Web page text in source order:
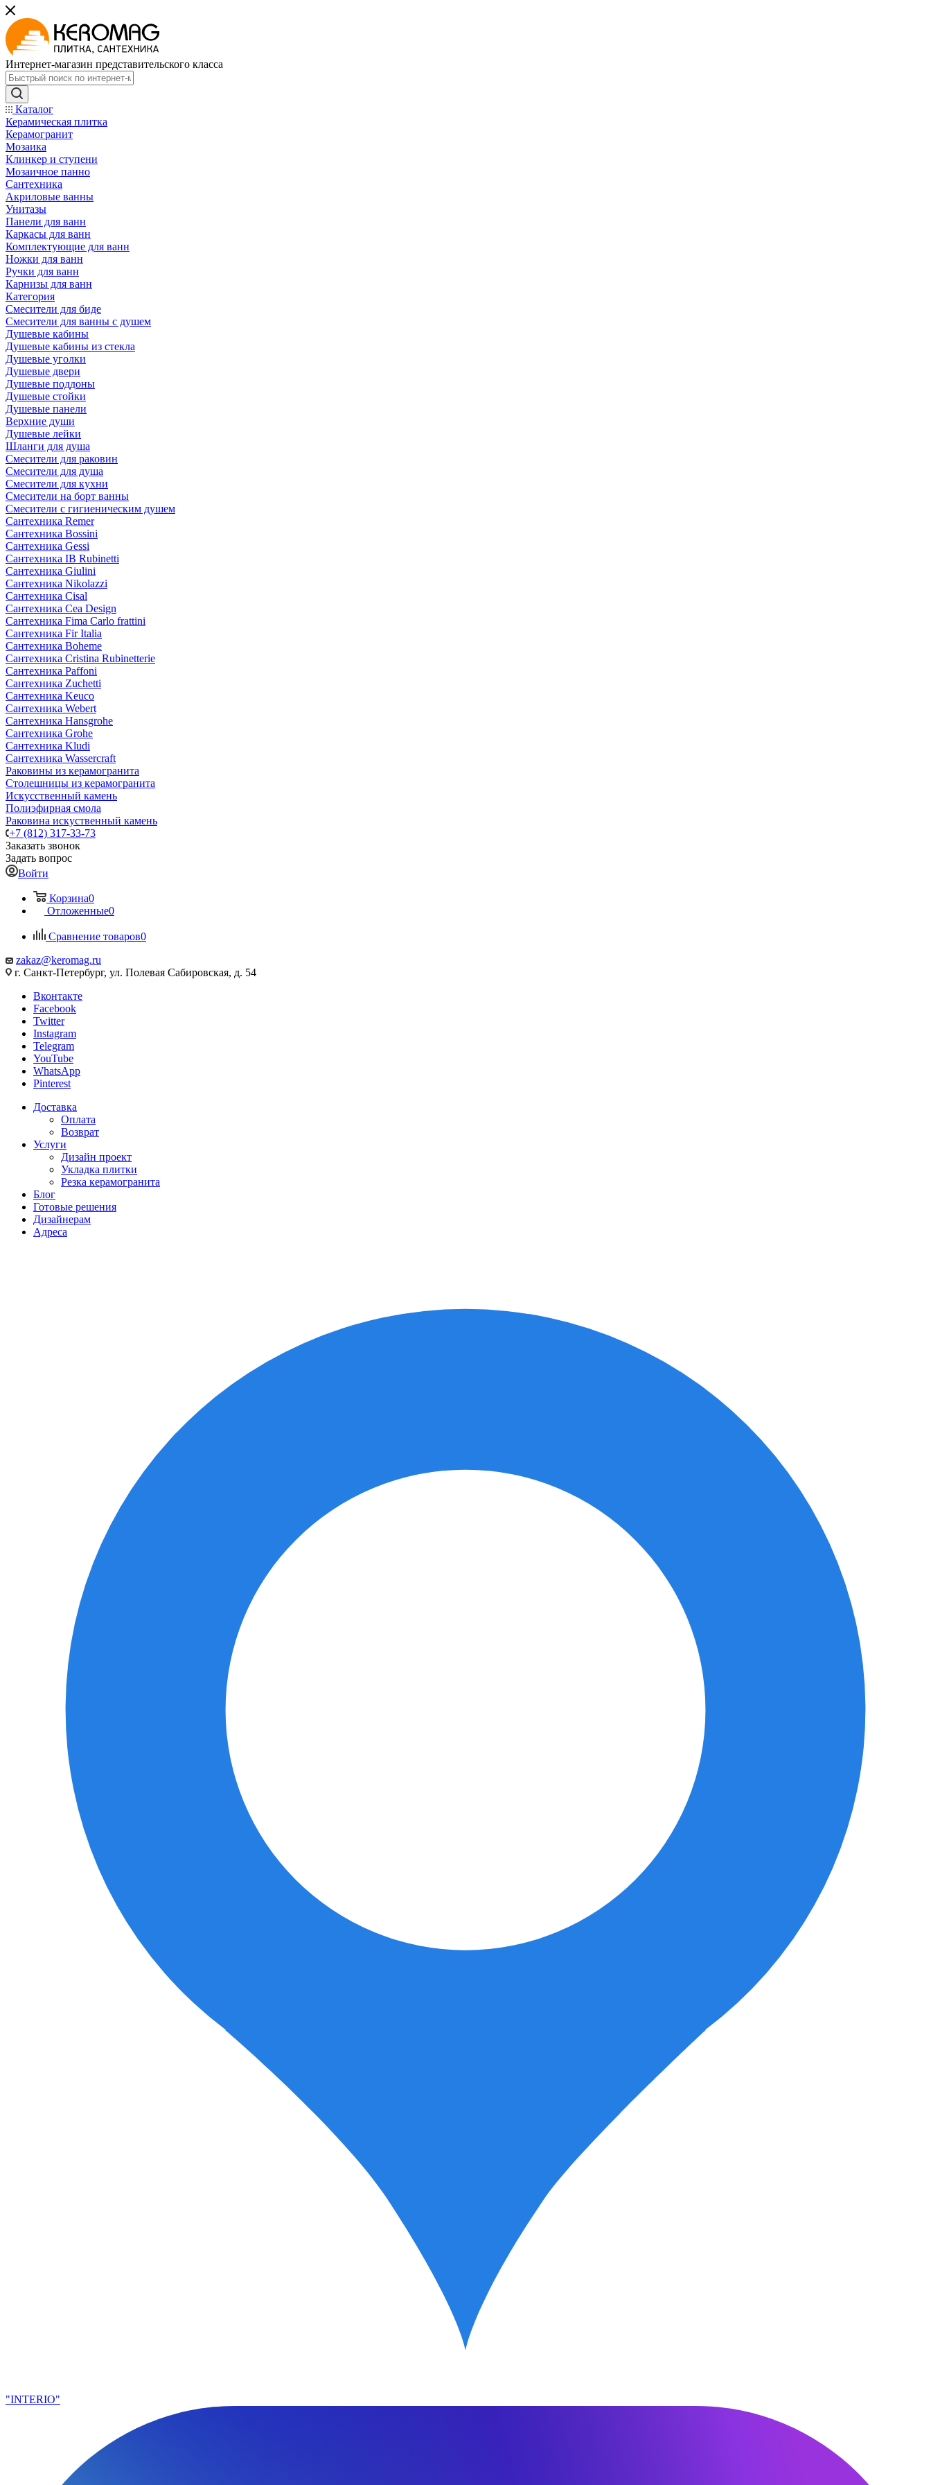
Интернет-магазин представительского класса
Каталог
Керамическая плитка
Керамогранит
Мозаика
Клинкер и ступени
Мозаичное панно
Сантехника
Акриловые ванны
Унитазы
Панели для ванн
Каркасы для ванн
Комплектующие для ванн
Ножки для ванн
Ручки для ванн
Карнизы для ванн
Категория
Смесители для биде
Смесители для ванны с душем
Душевые кабины
Душевые кабины из стекла
Душевые уголки
Душевые двери
Душевые поддоны
Душевые стойки
Душевые панели
Верхние души
Душевые лейки
Шланги для душа
Смесители для раковин
Смесители для душа
Смесители для кухни
Смесители на борт ванны
Смесители с гигиеническим душем
Сантехника Remer
Сантехника Bossini
Сантехника Gessi
Сантехника IB Rubinetti
Сантехника Giulini
Сантехника Nikolazzi
Сантехника Cisal
Сантехника Cea Design
Сантехника Fima Carlo frattini
Сантехника Fir Italia
Сантехника Boheme
Сантехника Cristina Rubinetterie
Сантехника Paffoni
Сантехника Zuchetti
Сантехника Keuco
Сантехника Webert
Сантехника Hansgrohe
Сантехника Grohe
Сантехника Kludi
Сантехника Wassercraft
Раковины из керамогранита
Столешницы из керамогранита
Искусственный камень
Полиэфирная смола
Раковина искуственный камень
+7 (812) 317-33-73
Заказать звонок
Задать вопрос
Войти
Корзина0
Отложенные0
Сравнение товаров0
zakaz@keromag.ru
г. Санкт-Петербург, ул. Полевая Сабировская, д. 54
Вконтакте
Facebook
Twitter
Instagram
Telegram
YouTube
WhatsApp
Pinterest
Доставка
Оплата
Возврат
Услуги
Дизайн проект
Укладка плитки
Резка керамогранита
Блог
Готовые решения
Дизайнерам
Адреса
"INTERIO"